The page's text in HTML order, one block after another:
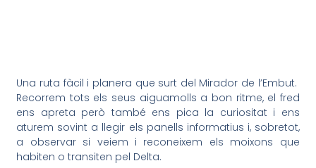
Una ruta fàcil i planera que surt del Mirador de l’Embut.
Recorrem tots els seus aiguamolls a bon ritme, el fred
ens apreta però també ens pica la curiositat i ens
aturem sovint a llegir els panells informatius i, sobretot,
a observar si veiem i reconeixem els moixons que
habiten o transiten pel Delta.